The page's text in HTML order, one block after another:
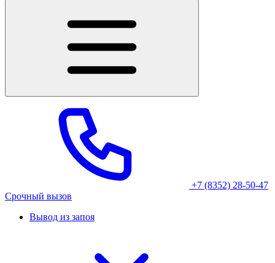
+7 (8352) 28-50-47
Срочный вызов
Вывод из запоя